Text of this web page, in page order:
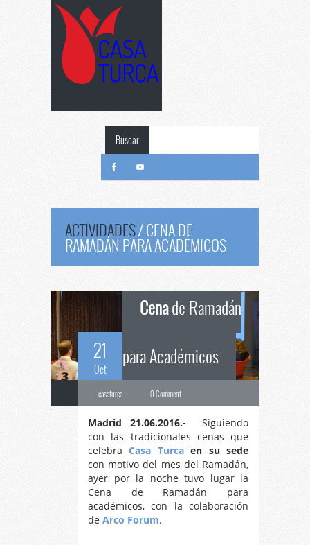
Buscar
ACTIVIDADES/CENA DE
RAMADÁN PARA ACADÉMICOS
21
Oct
Cenade Ramadán
para Académicos
casaturca 0 Comment
Madrid 21.06.2016.- Siguiendo
con las tradicionales cenas que
celebraCasa Turcaen su sede
con motivo del mes del Ramadán,
ayer por la noche tuvo lugar la
Cena de Ramadán para
académicos, con la colaboración
de Arco Forum.